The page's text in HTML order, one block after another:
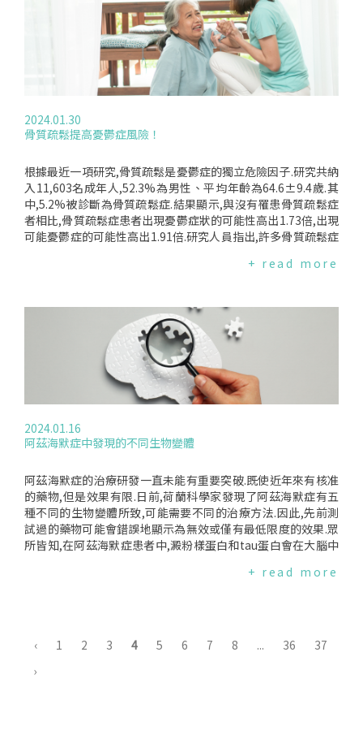
雌性齒鯨—短鰭領航鯨、偽虎鯨、虎鯨、獨角鯨和白鯨—比其
他體型相似的雌性鯨魚(如抹香鯨)壽命長約40年.透過在不延長
繁殖年限的情況下延長壽命,她們有更多的時間來幫助她們的子
孫,而不會增加她們與女兒競爭生育和養育子女的"重疊"期.同一
時間.當同一群體中的母親和女兒試圖同時繁殖時,就有可能發生
資源衝突,因為她們都想優先為自己的後代分配資源.如果雌性繁
地減少這種衝突.研究人員表示,他們的研究現顯示,鯨魚和人類
儘管相差9,000萬年的演化史,但它們的生活史卻非常相似,而且
rrenCroft教授說:"更年期的演變和漫長的後生殖壽命只能在非
常特殊的情況下發生.""首先,一個物種必須有一種社會結構,在
這種結構中,雌性一生都與後代和孫輩密切接觸.""其次,女性必
須有機會以提高家庭生存機會的方式提供幫助.例如,眾所周知,
雌性齒鯨會分享食物,並在食物短缺時利用它們的知識指導群體
命超過其生育年齡而演變的,而不是透過縮短生育壽命來實現
3)、Nature(2024.03.13)
2024.01.30
骨質疏鬆提高憂鬱症風險！
根據最近一項研究,骨質疏鬆是憂鬱症的獨立危險因子.研究共納
入11,603名成年人,52.3%為男性、平均年齡為64.6±9.4歲.其
中,5.2%被診斷為骨質疏鬆症.結果顯示,與沒有罹患骨質疏鬆症
者相比,骨質疏鬆症患者出現憂鬱症狀的可能性高出1.73倍,出現
可能憂鬱症的可能性高出1.91倍.研究人員指出,許多骨質疏鬆症
缺乏體力活動、慢性疼痛和骨折風險會大大限制老年人的社交
病負擔.全球骨質疏鬆盛行率正在上升.根據美國疾病管制與預防
中心的數據,50歲以上成年人的骨質疏鬆症年齡調整盛行率為1
2.5%,其中女性比男性更受影響,女性為19.6%,男性為4.4%.在台
灣,根據"2013-2016年國民營養健康狀況變遷調查",50歲以上民
眾中12%的女性有骨質疏鬆,男性則為6.2%,且隨著年齡增加而
增加,並在65歲開始驟增.研究如何進行然而,我們並不清楚患有
質疏鬆症患者罹患憂鬱症的風險是否較高,作者使用了2005-200
6年、2007-2008年、2009-2010年、2013-2014年和2017-20
斷是透過雙能量X光吸光式測定儀,測量髖部股骨頸的密度.憂鬱
症則透過健康問卷進行評估.結果顯示,與沒有罹患骨質疏鬆症者
相比,骨質疏鬆症患者出現憂鬱症狀的可能性高出1.73倍,出現可
能憂鬱症的可能性高出1.91倍.這項研究的結果強調需要在臨床
和初級衛生保健中評估骨質疏鬆症患者的心理健康狀況.編譯來
+ read more
2024.01.16
阿茲海默症中發現的不同生物變體
阿茲海默症的治療研發一直未能有重要突破.既使近年來有核准
的藥物,但是效果有限.日前,荷蘭科學家發現了阿茲海默症有五
種不同的生物變體所致,可能需要不同的治療方法.因此,先前測
試過的藥物可能會錯誤地顯示為無效或僅有最低限度的效果.眾
所皆知,在阿茲海默症患者中,澱粉樣蛋白和tau蛋白會在大腦中
神經細胞生長也有關係.利用新技術,研究人員BettyTijms和Pie
3、RNA失調的亞型；4、脈絡叢功能障礙的亞型和5、血腦屏
種藥物只能對阿茲海默症的一種變體起作用.例如,抑制澱粉樣蛋
+ read more
‹ 1 2 3 4 5 6 7 8 ... 36
37
›